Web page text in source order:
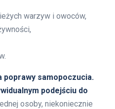
warzyw i owoców,
poprawy samopoczucia.
podejściu do
osoby, niekoniecznie